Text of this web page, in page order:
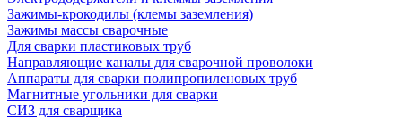
Зажимы-крокодилы (клемы заземления)
Зажимы массы сварочные
Для сварки пластиковых труб
Направляющие каналы для сварочной проволоки
Аппараты для сварки полипропиленовых труб
Магнитные угольники для сварки
СИЗ для сварщика